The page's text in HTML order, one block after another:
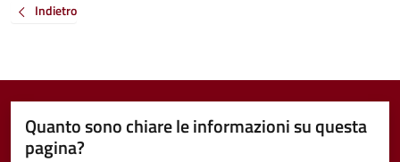
Indietro
Quanto sono chiare le informazioni su questa
pagina?